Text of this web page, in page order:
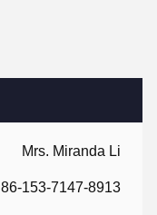
Mrs. Miranda Li
86-153-7147-8913